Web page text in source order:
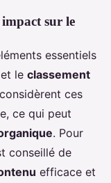
sur le
essentiels
et le classement
ces
ce qui peut
. Pour
conseillé de
efficace et